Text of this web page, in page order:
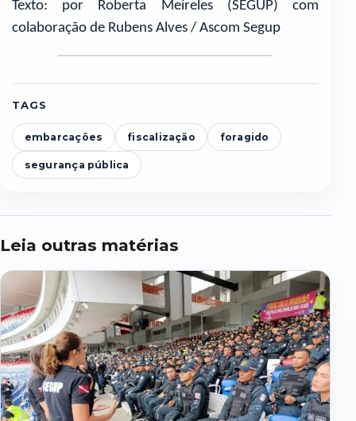
Texto: por Roberta Meireles (SEGUP) com
colaboração de Rubens Alves / Ascom Segup
TAGS
embarcações fiscalização foragido
segurança pública
Leia outras matérias